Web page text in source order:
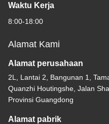
Waktu Kerja
8:00-18:00
Alamat Kami
Alamat perusahaan
2L, Lantai 2, Bangunan 1,
Quanzhi Houtingshe, Jalan
Provinsi Guangdong
Alamat pabrik